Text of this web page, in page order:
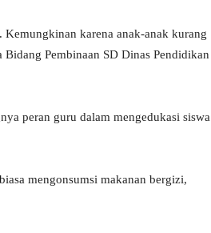
karena anak-anak kurang
Pembinaan SD Dinas Pendidikan
peran guru dalam mengedukasi siswa
mengonsumsi makanan bergizi,